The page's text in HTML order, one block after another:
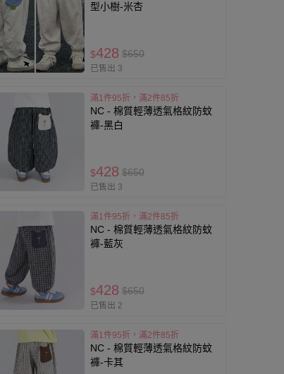
型小樹-米杏
$428 $650
已售出 3
滿1件95折，滿2件85折
NC - 棉質輕薄透氣格紋防蚊
褲-黑白
$428 $650
已售出 3
滿1件95折，滿2件85折
NC - 棉質輕薄透氣格紋防蚊
褲-藍灰
$428 $650
已售出 2
滿1件95折，滿2件85折
NC - 棉質輕薄透氣格紋防蚊
褲-卡其